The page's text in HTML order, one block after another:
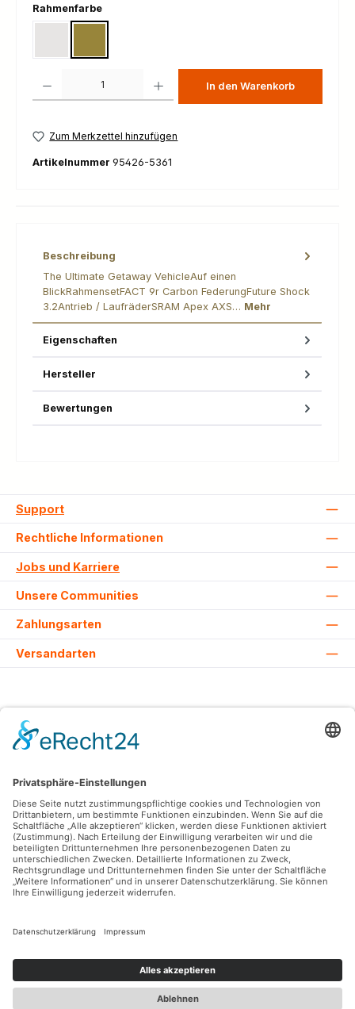
Rahmenfarbeauswählen
In den Warenkorb
Zum Merkzettel hinzufügen
Artikelnummer 95426-5361
Beschreibung
The Ultimate Getaway VehicleAuf einen
BlickRahmensetFACT 9r Carbon FederungFuture Shock
3.2Antrieb / LaufräderSRAM Apex AXS… Mehr
Eigenschaften
Hersteller
Bewertungen
Support
Rechtliche Informationen
Jobs und Karriere
Unsere Communities
Zahlungsarten
Versandarten
Alle Preise inkl. gesetzl. Mehrwertsteuer zzgl.
und ggf.
Nachnahmegebühren, wenn nicht anders angegeben.
© 2026 Lovehurts Bikes - Alle Rechte vorbehalten. Theme by